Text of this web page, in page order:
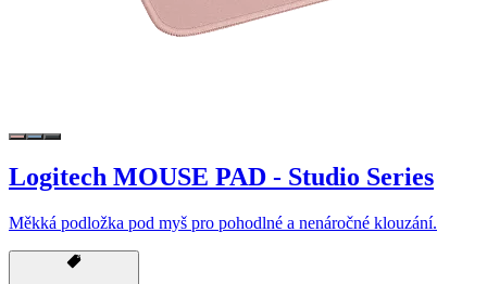
Logitech MOUSE PAD - Studio Series
Měkká podložka pod myš pro pohodlné a nenáročné klouzání.